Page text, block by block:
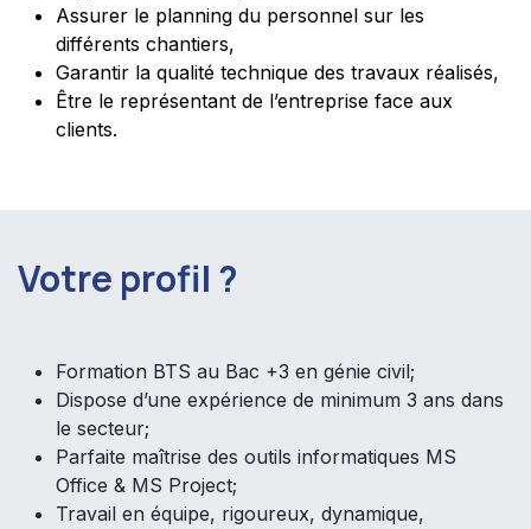
Assurer le planning du personnel sur les
différents chantiers,
Garantir la qualité technique des travaux réalisés,
Être le représentant de l’entreprise face aux
clients.
Votre profil ?
Formation BTS au Bac +3 en génie civil;
Dispose d’une expérience de minimum 3 ans dans
le secteur;
Parfaite maîtrise des outils informatiques MS
Office & MS Project;
Travail en équipe, rigoureux, dynamique,